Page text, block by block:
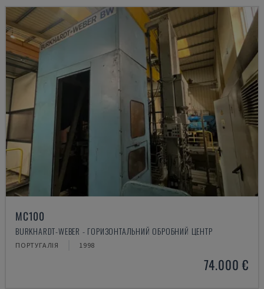
MC100
BURKHARDT-WEBER - ГОРИЗОНТАЛЬНИЙ ОБРОБНИЙ ЦЕНТР
ПОРТУГАЛІЯ 1998
74.000 €